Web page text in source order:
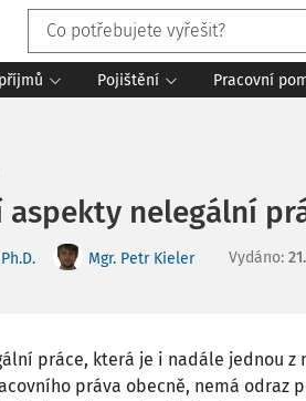
Pojištění Pracovní
aspekty nelegální
Mgr. Petr Kieler Vydáno:
práce, která je i nadále jednou z
práva obecně, nemá odraz